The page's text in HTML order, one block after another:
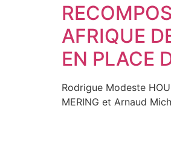
AFRIQUE
EN PLACE
Rodrigue Modeste
MERING et Arnaud